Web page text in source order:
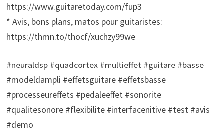
https://www.guitaretoday.com/fup3
* Avis, bons plans, matos pour guitaristes:
https://thmn.to/thocf/xuchzy99we
#neuraldsp #quadcortex #multieffet #guitare #basse
#modeldampli #effetsguitare #effetsbasse
#processeureffets #pedaleeffet #sonorite
#qualitesonore #flexibilite #interfacenitive #test #avis
#demo